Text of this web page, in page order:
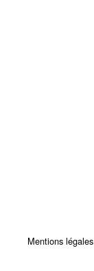
Mentions légales